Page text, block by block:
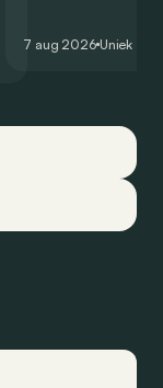
7 aug 2026 Uniek